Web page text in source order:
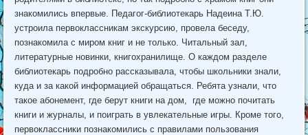
знакомились впервые. Педагог-библиотекарь Надеина Т.Ю.
устроила первоклассникам экскурсию, провела беседу,
познакомила с миром книг и не только. Читальный зал,
литературные новинки, книгохранилище. О каждом разделе
библиотекарь подробно рассказывала, чтобы школьники знали,
куда и за какой информацией обращаться. Ребята узнали, что
такое абонемент, где берут книги на дом, где можно почитать
книги и журналы, и поиграть в увлекательные игры. Кроме того,
первоклассники познакомились с правилами пользования